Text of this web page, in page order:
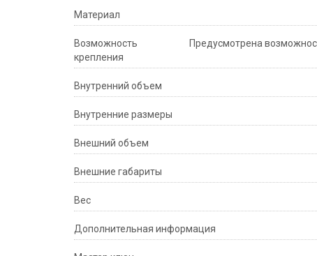
Материал
Возможность
крепления
Предусмотрена
Внутренний объем
Внутренние размеры
Внешний объем
Внешние габариты
Вес
Дополнительная информация